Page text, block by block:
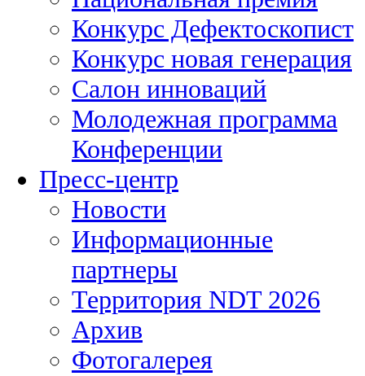
Конкурс Дефектоскопист
Конкурс новая генерация
Салон инноваций
Молодежная программа
Конференции
Пресс-центр
Новости
Информационные
партнеры
Территория NDT 2026
Архив
Фотогалерея